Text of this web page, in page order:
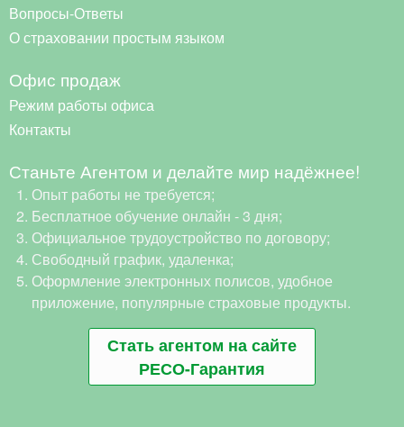
Вопросы-Ответы
О страховании простым языком
Офис продаж
Режим работы офиса
Контакты
Станьте Агентом и делайте мир надёжнее!
Опыт работы не требуется;
Бесплатное обучение онлайн - 3 дня;
Официальное трудоустройство по договору;
Свободный график, удаленка;
Оформление электронных полисов, удобное
приложение, популярные страховые продукты.
Стать агентом на сайте
РЕСО-Гарантия